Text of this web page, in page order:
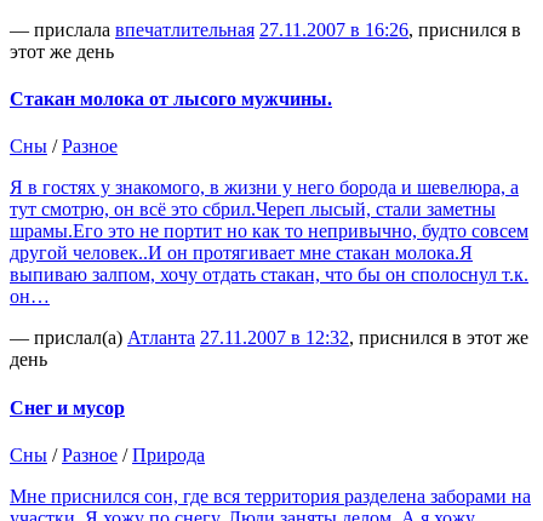
— прислала впечатлительная 27.11.2007 в 16:26, приснился в
этот же день
Стакан молока от лысого мужчины.
Сны /Разное
Я в гостях у знакомого, в жизни у него борода и шевелюра, а
тут смотрю, он всё это сбрил.Череп лысый, стали заметны
шрамы.Его это не портит но как то непривычно, будто совсем
другой человек..И он протягивает мне стакан молока.Я
выпиваю залпом, хочу отдать стакан, что бы он сполоснул т.к.
он…
— прислал(а) Атланта 27.11.2007 в 12:32, приснился в этот же
день
Снег и мусор
Сны /Разное /Природа
Мне приснился сон, где вся территория разделена заборами на